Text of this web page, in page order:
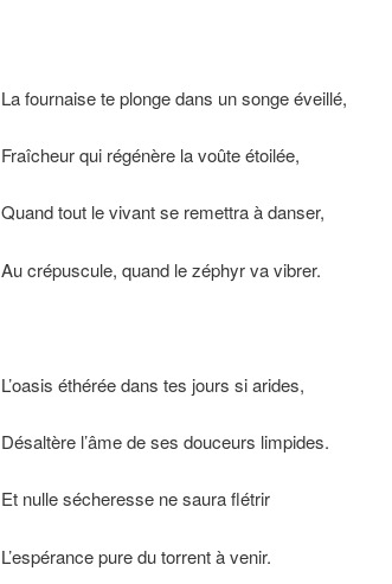
La fournaise te plonge dans un songe éveillé,
Fraîcheur qui régénère la voûte étoilée,
Quand tout le vivant se remettra à danser,
Au crépuscule, quand le zéphyr va vibrer.
L’oasis éthérée dans tes jours si arides,
Désaltère l’âme de ses douceurs limpides.
Et nulle sécheresse ne saura flétrir
L’espérance pure du torrent à venir.